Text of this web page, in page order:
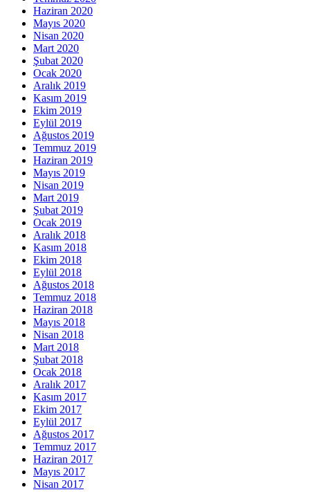
Haziran 2020
Mayıs 2020
Nisan 2020
Mart 2020
Şubat 2020
Ocak 2020
Aralık 2019
Kasım 2019
Ekim 2019
Eylül 2019
Ağustos 2019
Temmuz 2019
Haziran 2019
Mayıs 2019
Nisan 2019
Mart 2019
Şubat 2019
Ocak 2019
Aralık 2018
Kasım 2018
Ekim 2018
Eylül 2018
Ağustos 2018
Temmuz 2018
Haziran 2018
Mayıs 2018
Nisan 2018
Mart 2018
Şubat 2018
Ocak 2018
Aralık 2017
Kasım 2017
Ekim 2017
Eylül 2017
Ağustos 2017
Temmuz 2017
Haziran 2017
Mayıs 2017
Nisan 2017